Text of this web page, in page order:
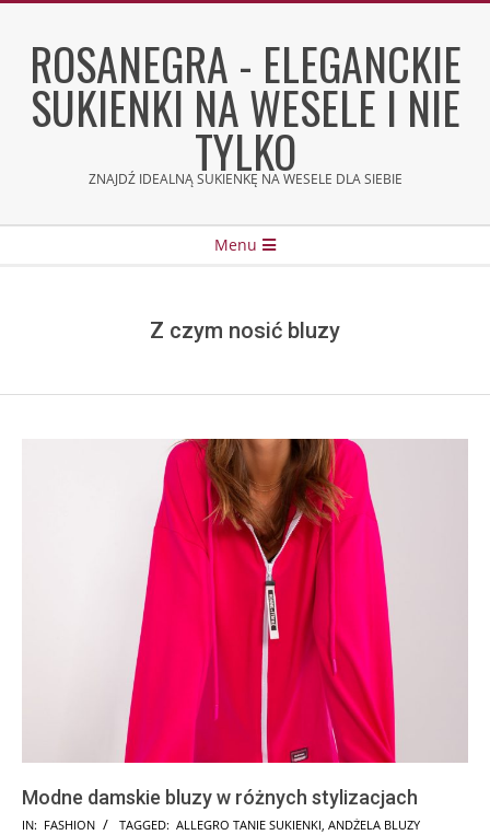
contentROSANEGRA - ELEGANCKIE
SUKIENKI NA WESELE I NIE
TYLKO
ZNAJDŹ IDEALNĄ SUKIENKĘ NA WESELE DLA SIEBIE
Menu
Z czym nosić bluzy
Modne damskie bluzy w różnych stylizacjach
2025-
IN: FASHION TAGGED: ALLEGRO TANIE SUKIENKI ANDŻELA BLUZY